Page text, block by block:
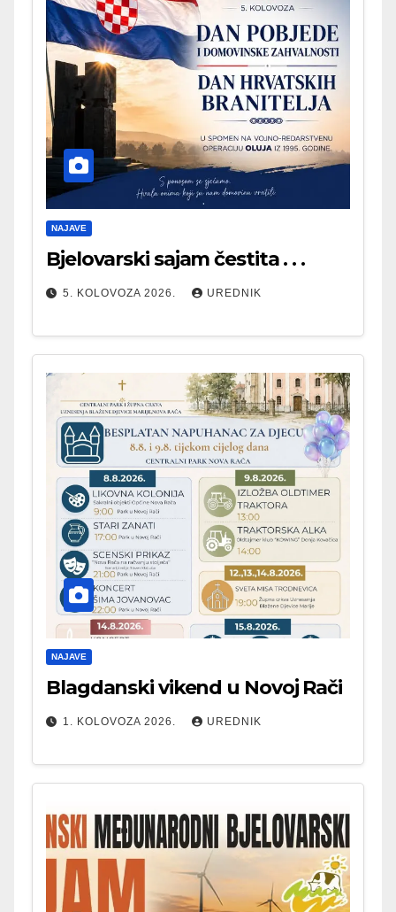
NAJAVE
Bjelovarski sajam čestita . . .
5. KOLOVOZA 2026. UREDNIK
NAJAVE
Blagdanski vikend u Novoj Rači
1. KOLOVOZA 2026. UREDNIK